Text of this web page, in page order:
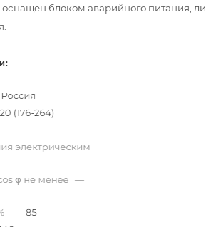
блоком аварийного питания,